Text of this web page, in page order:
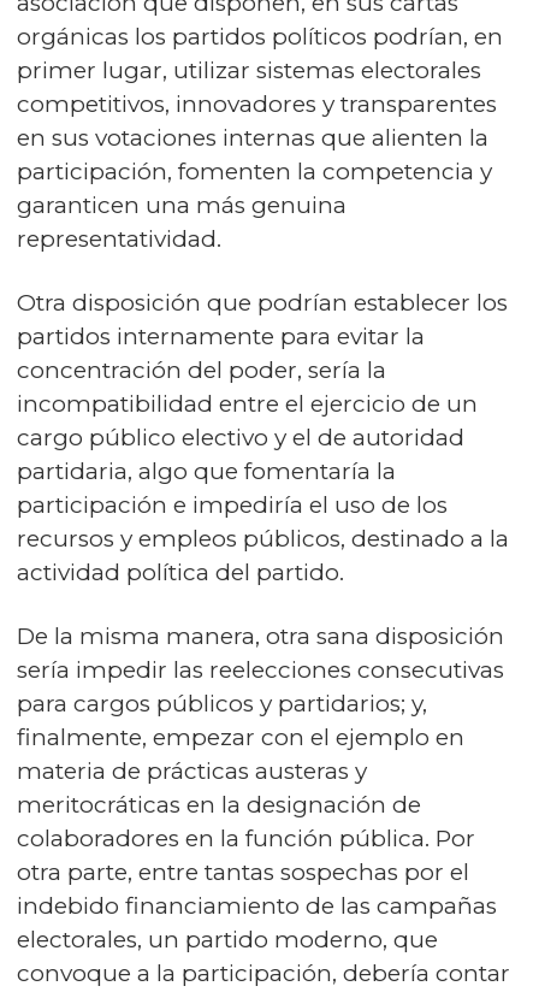
orgánicas los partidos políticos podrían, en
primer lugar, utilizar sistemas electorales
competitivos, innovadores y transparentes
en sus votaciones internas que alienten la
participación, fomenten la competencia y
garanticen una más genuina
representatividad.
Otra disposición que podrían establecer los
partidos internamente para evitar la
concentración del poder, sería la
incompatibilidad entre el ejercicio de un
cargo público electivo y el de autoridad
partidaria, algo que fomentaría la
participación e impediría el uso de los
recursos y empleos públicos, destinado a la
actividad política del partido.
De la misma manera, otra sana disposición
sería impedir las reelecciones consecutivas
para cargos públicos y partidarios; y,
finalmente, empezar con el ejemplo en
materia de prácticas austeras y
meritocráticas en la designación de
colaboradores en la función pública. Por
otra parte, entre tantas sospechas por el
indebido financiamiento de las campañas
electorales, un partido moderno, que
convoque a la participación, debería contar